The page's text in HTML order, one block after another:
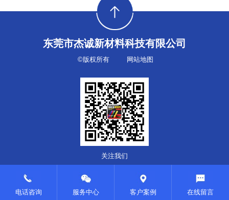
东莞市杰诚新材料科技有限公司
©版权所有 网站地图
关注我们
电话咨询 服务中心 客户案例 在线留言